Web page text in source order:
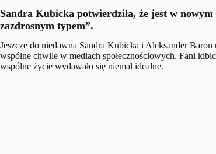
Sandra Kubicka potwierdziła, że jest w
zazdrosnym typem”.
Jeszcze do niedawna Sandra Kubicka i Aleksander
wspólne chwile w mediach społecznościowych. Fani
wspólne życie wydawało się niemal idealne.